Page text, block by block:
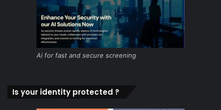
Ai for fast and secure screening
Is your identity protected ?